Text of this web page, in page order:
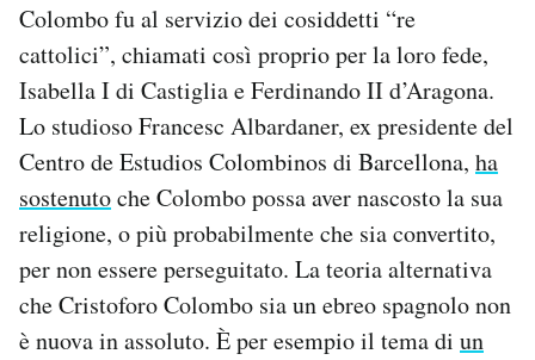
Colombo fu al servizio dei cosiddetti “re
cattolici”, chiamati così proprio per la loro fede,
Isabella I di Castiglia e Ferdinando II d’Aragona.
Lo studioso Francesc Albardaner, ex presidente del
Centro de Estudios Colombinos di Barcellona, ha
sostenutoche Colombo possa aver nascosto la sua
religione, o più probabilmente che sia convertito,
per non essere perseguitato. La teoria alternativa
che Cristoforo Colombo sia un ebreo spagnolo non
è nuova in assoluto. È per esempio il tema di un